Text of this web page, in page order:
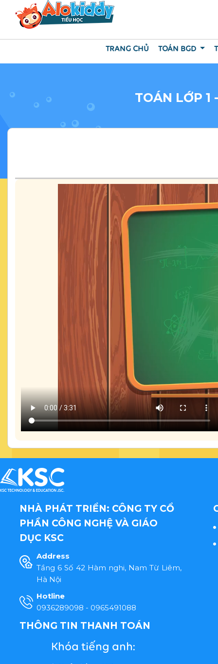
TRANG CHỦ TOÁN BGD
TOÁN LỚP 1
NHÀ PHÁT TRIỂN: CÔNG TY CỔ
PHẦN CÔNG NGHỆ VÀ GIÁO
DỤC KSC
Address
Tầng 6 Số 42 Hàm nghi, Nam Từ Liêm,
Hà Nội
Hotline
0936289098 - 0965491088
THÔNG TIN THANH TOÁN
Khóa tiếng anh: